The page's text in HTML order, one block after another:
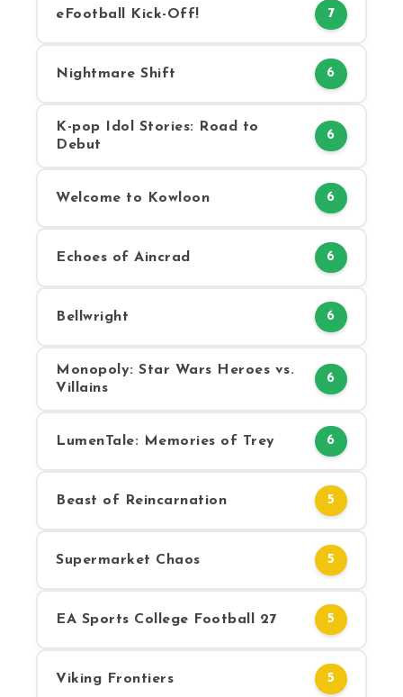
eFootball Kick-Off! 7
Nightmare Shift 6
K-pop Idol Stories: Road to
Debut
6
Welcome to Kowloon 6
Echoes of Aincrad 6
Bellwright 6
Monopoly: Star Wars Heroes vs.
Villains
6
LumenTale: Memories of Trey 6
Beast of Reincarnation 5
Supermarket Chaos 5
EA Sports College Football 27 5
Viking Frontiers 5